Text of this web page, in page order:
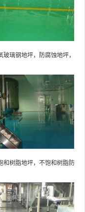
玻璃钢地坪，防腐蚀地坪，
和树脂地坪，不饱和树脂防